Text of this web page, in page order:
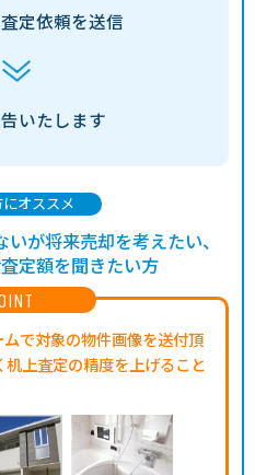
査定依頼を送信
いたします
で対象の物件画像を送付頂
上査定の精度を上げること
オススメ
が将来売却を考えたい、
定額を聞きたい方